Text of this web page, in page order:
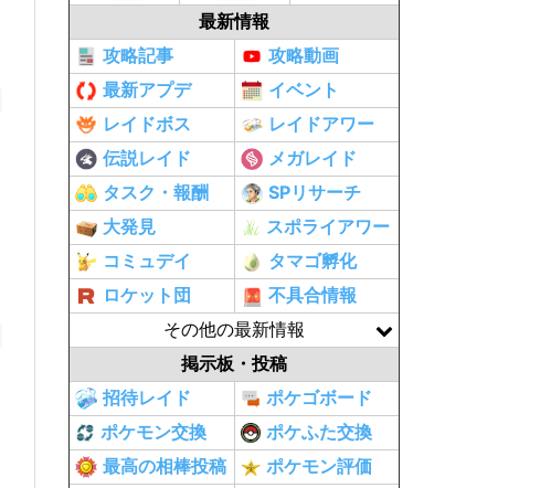
最新情報
攻略記事
攻略動画
最新アプデ
イベント
レイドボス
レイドアワー
伝説レイド
メガレイド
タスク・報酬
SPリサーチ
大発見
スポライアワー
コミュデイ
タマゴ孵化
ロケット団
不具合情報
その他の最新情報
掲示板・投稿
招待レイド
ポケゴボード
ポケモン交換
ポケふた交換
最高の相棒投稿
ポケモン評価